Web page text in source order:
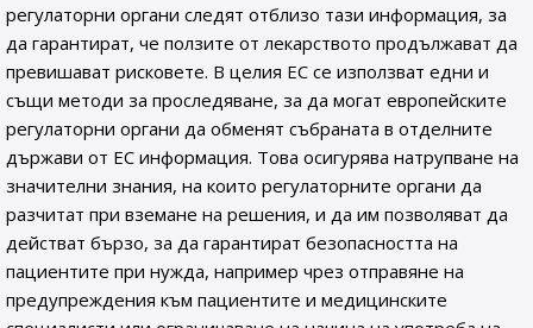
регулаторни органи следят отблизо тази информация, за
да гарантират, че ползите от лекарството продължават да
превишават рисковете. В целия ЕС се използват едни и
същи методи за проследяване, за да могат европейските
регулаторни органи да обменят събраната в отделните
държави от ЕС информация. Това осигурява натрупване на
значителни знания, на които регулаторните органи да
разчитат при вземане на решения, и да им позволяват да
действат бързо, за да гарантират безопасността на
пациентите при нужда, например чрез отправяне на
предупреждения към пациентите и медицинските